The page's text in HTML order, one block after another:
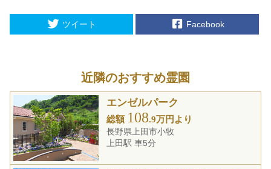
ツイート Facebook
近隣のおすすめ霊園
エンゼルパーク
総額 108.9万円より
長野県上田市小牧
上田駅 車5分